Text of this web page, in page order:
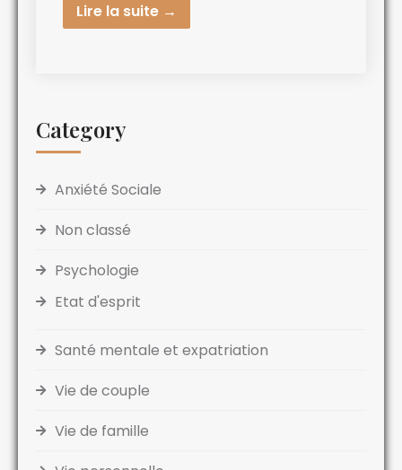
Lire la suite →
Category
Anxiété Sociale
Non classé
Psychologie
Etat d'esprit
Santé mentale et expatriation
Vie de couple
Vie de famille